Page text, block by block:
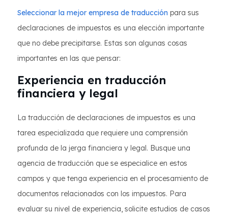
Seleccionar la mejor empresa de traducción para sus
declaraciones de impuestos es una elección importante
que no debe precipitarse. Estas son algunas cosas
importantes en las que pensar:
Experiencia en traducción
financiera y legal
La traducción de declaraciones de impuestos es una
tarea especializada que requiere una comprensión
profunda de la jerga financiera y legal. Busque una
agencia de traducción que se especialice en estos
campos y que tenga experiencia en el procesamiento de
documentos relacionados con los impuestos. Para
evaluar su nivel de experiencia, solicite estudios de casos